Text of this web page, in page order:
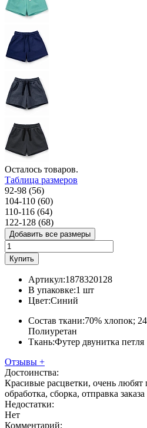
Осталось товаров.
Таблица размеров
92-98 (56)
104-110 (60)
110-116 (64)
122-128 (68)
Добавить все размеры
Купить
Артикул:1878320128
В упаковке:1 шт
Цвет:Синий
Состав ткани:70% хлопок;
Полиуретан
Ткань:Футер двунитка петля
Отзывы +
Достоинства:
Красивые расцветки, очень любят
обработка, сборка, отправка заказа
Недостатки:
Нет
Комментарий: